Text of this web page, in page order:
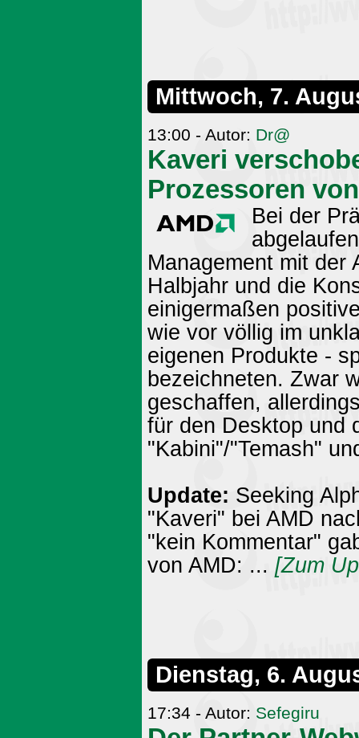
Mittwoch, 7.
13:00 - Autor: Dr@
Kaveri
Prozessoren
Bei der
Management mit der
Halbjahr und die
einigermaßen
wie vor völlig im
eigenen Produkte -
bezeichneten. Zwar
geschaffen,
für den Desktop und
"Kabini"/"Temash"
Update: Seeking
"Kaveri" bei AMD
"kein Kommentar"
von AMD: ... [Zum
Dienstag, 6.
17:34 - Autor: Sefegiru